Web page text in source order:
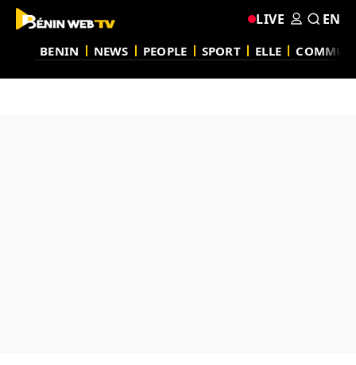
BENIN NEWS PEOPLE SPORT ELLE
LIVE EN